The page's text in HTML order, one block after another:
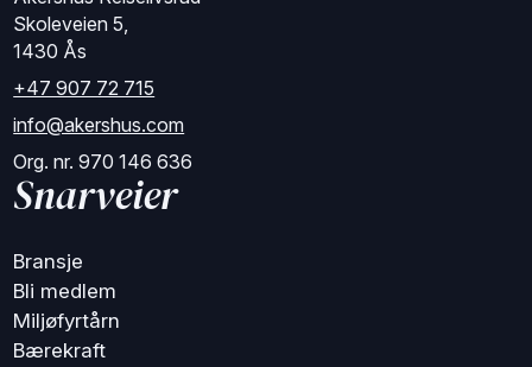
Skoleveien 5,
1430 Ås
+47 907 72 715
info@akershus.com
Org. nr. 970 146 636
Snarveier
Bransje
Bli medlem
Miljøfyrtårn
Bærekraft